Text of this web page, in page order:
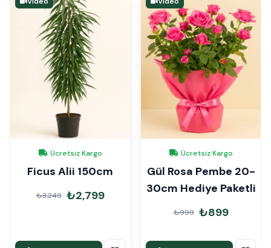
Ücretsiz Kargo
Ficus Alii 150cm
₺3,249 ₺2,799
Ücretsiz Kargo
Gül Rosa Pembe 20-
30cm Hediye Paketli
₺999 ₺899